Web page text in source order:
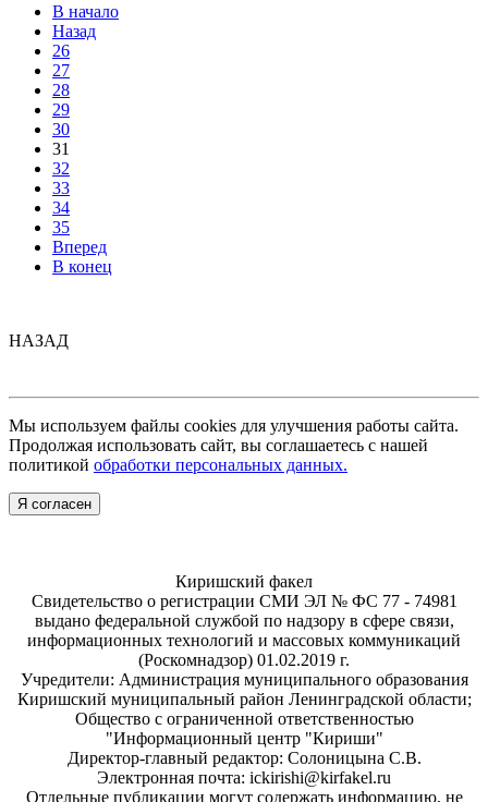
В начало
Назад
26
27
28
29
30
31
32
33
34
35
Вперед
В конец
НАЗАД
Мы используем файлы cookies для улучшения работы сайта.
Продолжая использовать сайт, вы соглашаетесь с нашей
политикой обработки персональных данных.
Я согласен
Киришский факел
Свидетельство о регистрации СМИ ЭЛ № ФС 77 - 74981
выдано федеральной службой по надзору в сфере связи,
информационных технологий и массовых коммуникаций
(Роскомнадзор) 01.02.2019 г.
Учредители: Администрация муниципального образования
Киришский муниципальный район Ленинградской области;
Общество с ограниченной ответственностью
"Информационный центр "Кириши"
Директор-главный редактор: Солоницына С.В.
Электронная почта: ickirishi@kirfakel.ru
Отдельные публикации могут содержать информацию, не